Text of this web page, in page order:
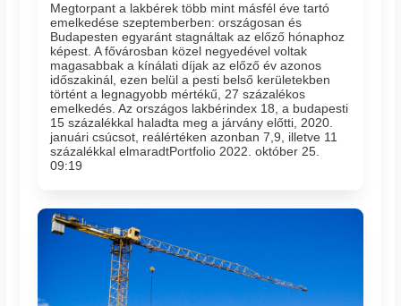
Megtorpant a lakbérek több mint másfél éve tartó
emelkedése szeptemberben: országosan és
Budapesten egyaránt stagnáltak az előző hónaphoz
képest. A fővárosban közel negyedével voltak
magasabbak a kínálati díjak az előző év azonos
időszakinál, ezen belül a pesti belső kerületekben
történt a legnagyobb mértékű, 27 százalékos
emelkedés. Az országos lakbérindex 18, a budapesti
15 százalékkal haladta meg a járvány előtti, 2020.
januári csúcsot, reálértéken azonban 7,9, illetve 11
százalékkal elmaradtPortfolio 2022. október 25.
09:19